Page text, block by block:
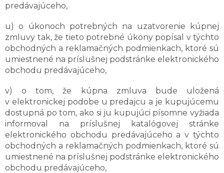
predávajúceho,
u) o úkonoch potrebných na uzatvorenie kúpnej
zmluvy tak, že tieto potrebné úkony popísal v týchto
obchodných a reklamačných podmienkach, ktoré sú
umiestnené na príslušnej podstránke elektronického
obchodu predávajúceho,
v) o tom, že kúpna zmluva bude uložená
v elektronickej podobe u predajcu a je kupujúcemu
dostupná po tom, ako si ju kupujúci písomne vyžiada
informoval na príslušnej katalógovej stránke
elektronického obchodu predávajúceho a v týchto
obchodných a reklamačných podmienkach, ktoré sú
umiestnené na príslušnej podstránke elektronického
obchodu predávajúceho,